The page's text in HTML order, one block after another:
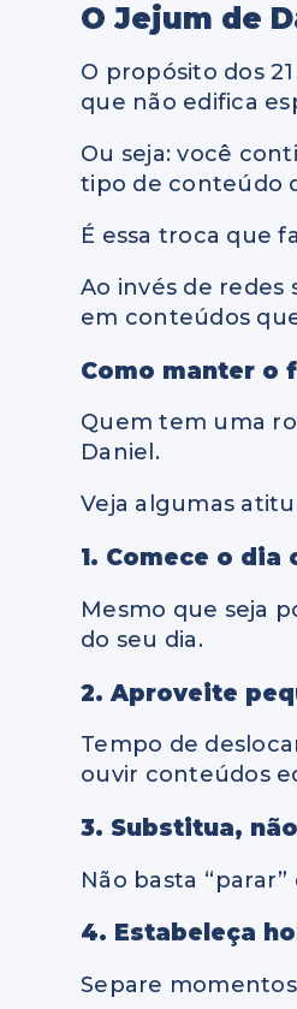
O Jejum de
O propósito dos
que não edifica
Ou seja: você
tipo de conteúdo
É essa troca que
Ao invés de redes
em conteúdos
Como manter o
Quem tem uma
Daniel.
Veja algumas
1. Comece o dia
Mesmo que seja
do seu dia.
2. Aproveite
Tempo de
ouvir conteúdos
3. Substitua,
Não basta
4. Estabeleça
Separe